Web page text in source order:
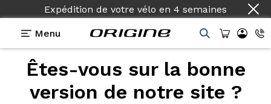
Expédition de votre vélo en 4 semaines
Menu
Êtes-vous sur la bonne
version de notre site ?
Equipements>Bidon> Sense Pro 650 ml noir